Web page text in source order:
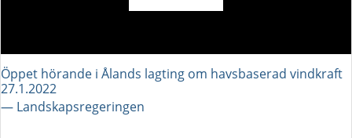
Öppet hörande i Ålands lagting om havsbaserad vindkraft
27.1.2022
― Landskapsregeringen